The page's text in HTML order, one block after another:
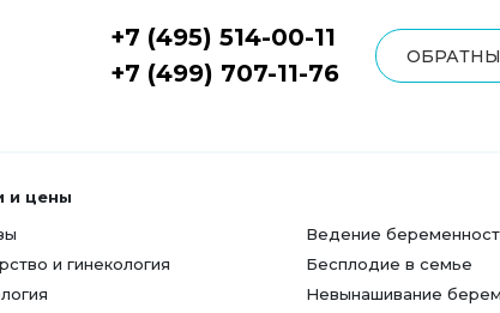
+7 (495) 514-00-11
+7 (499) 707-11-76
и цены
и гинекология
Ведение
Бесплодие в семье
Невынашивание